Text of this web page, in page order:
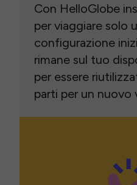
Con HelloGlobe
per viaggiare solo
configurazione
rimane sul tuo
per essere
parti per un nuovo